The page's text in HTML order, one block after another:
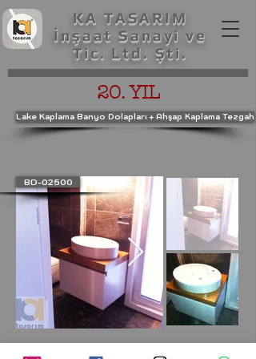
KA TASARIM
İnşaat Sanayi ve
Tic. Ltd. Şti.
20. YIL
Lake Kaplama Banyo Dolapları + Ahşap Kaplama Tezgah
BD-02500